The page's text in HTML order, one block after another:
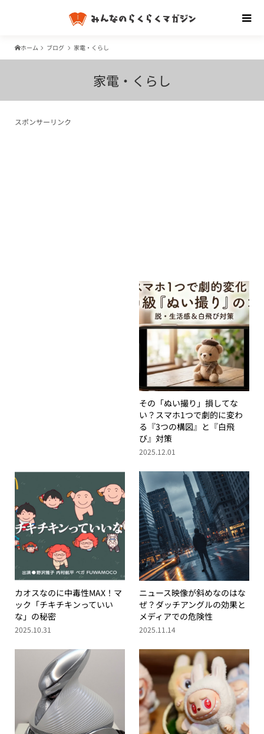
ホーム ブログ 家電・くらし
家電・くらし
スポンサーリンク
その「ぬい撮り」損してな
い？スマホ1つで劇的に変わ
る『3つの構図』と『白飛
び』対策
2025.12.01
カオスなのに中毒性MAX！マ
ック「チキチキンっていい
な」の秘密
2025.10.31
ニュース映像が斜めなのはな
ぜ？ダッチアングルの効果と
メディアでの危険性
2025.11.14